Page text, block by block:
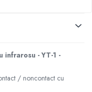
- YT-1 -
/ noncontact cu